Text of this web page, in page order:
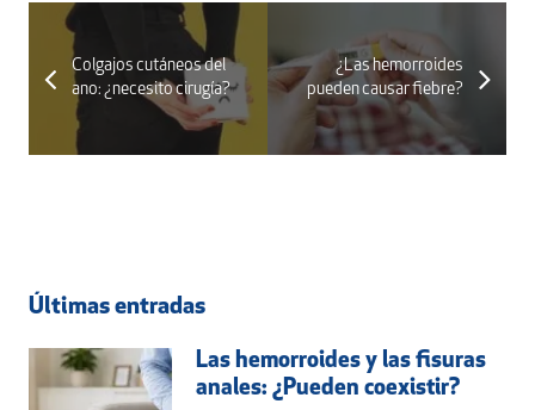
Colgajos cutáneos del
ano: ¿necesito cirugía?
¿Las hemorroides
pueden causar fiebre?
Últimas entradas
Las hemorroides y las fisuras
anales: ¿Pueden coexistir?